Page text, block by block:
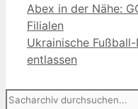
Abex in der Nähe:
Filialen
Ukrainische
entlassen
Suchen